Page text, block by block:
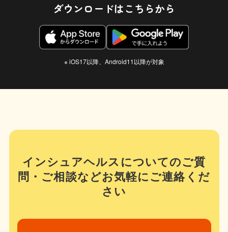
ダウンロードはこちらから
※ iOS17以降、Android11以降が対象
インシュアヘルスについてのご質
問・ご相談などお気軽にご連絡くだ
さい